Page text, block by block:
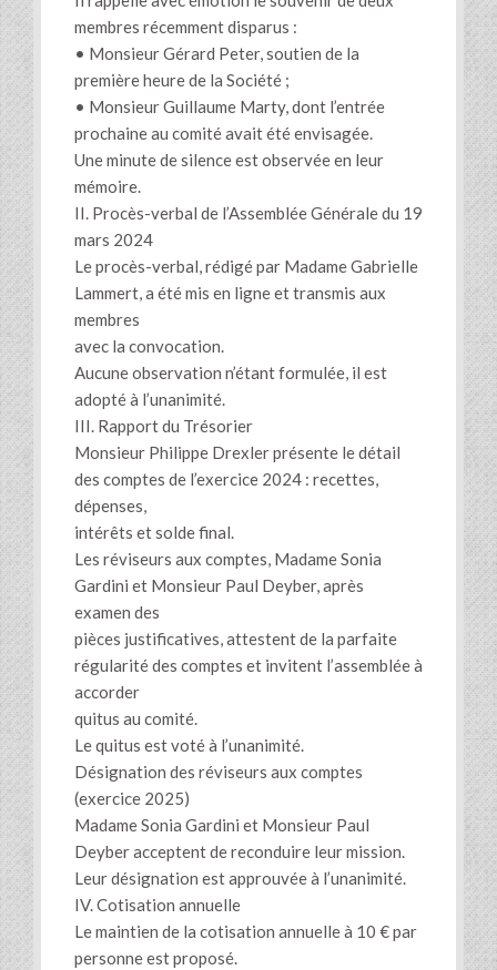
membres récemment disparus :
• Monsieur Gérard Peter, soutien de la
première heure de la Société ;
• Monsieur Guillaume Marty, dont l’entrée
prochaine au comité avait été envisagée.
Une minute de silence est observée en leur
mémoire.
II. Procès-verbal de l’Assemblée Générale du 19
mars 2024
Le procès-verbal, rédigé par Madame Gabrielle
Lammert, a été mis en ligne et transmis aux
membres
avec la convocation.
Aucune observation n’étant formulée, il est
adopté à l’unanimité.
III. Rapport du Trésorier
Monsieur Philippe Drexler présente le détail
des comptes de l’exercice 2024 : recettes,
dépenses,
intérêts et solde final.
Les réviseurs aux comptes, Madame Sonia
Gardini et Monsieur Paul Deyber, après
examen des
pièces justificatives, attestent de la parfaite
régularité des comptes et invitent l’assemblée à
accorder
quitus au comité.
Le quitus est voté à l’unanimité.
Désignation des réviseurs aux comptes
(exercice 2025)
Madame Sonia Gardini et Monsieur Paul
Deyber acceptent de reconduire leur mission.
Leur désignation est approuvée à l’unanimité.
IV. Cotisation annuelle
Le maintien de la cotisation annuelle à 10 € par
personne est proposé.